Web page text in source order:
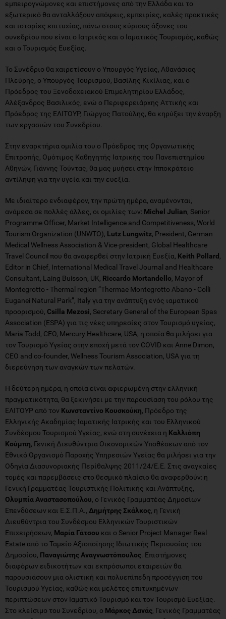
εμπειρογνώμονες και επιστήμονες από την Ελλάδα και το
εξωτερικό θα ανταλλάξουν απόψεις, εμπειρίες, καλές πρακτικές
και ιστορίες επιτυχίας, πάνω στους κύριους άξονες του
συνεδρίου που είναι ο Ιατρικός και ο Ιαματικός Τουρισμός, καθώς
και ο Τουρισμός Ευεξίας.
Το Συνέδριο θα χαιρετίσουν ο Υπουργός Υγείας, Αθανάσιος
Πλεύρης, ο Υπουργός Τουρισμού, Βασίλης Κικίλιας, και ο
Πρόεδρος του Ξενοδοχειακού Επιμελητηρίου Ελλάδος,
Αλέξανδρος Βασιλικός, ενώ ο Περιφερειάρχης Αττικής και
Πρόεδρος της ΕΛΙΤΟΥΡ, Γιώργος Πατούλης, θα κηρύξει την έναρξη
των εργασιών του Συνεδρίου.
Στην εναρκτήρια ομιλία του ο Πρόεδρος της Οργανωτικής
Επιτροπής, Ομότιμος Καθηγητής Ιατρικής του Πανεπιστημίου
Αθηνών, Γιάννης Τούντας, θα μας μυήσει στην Ιπποκράτειο
αντίληψη για την υγεία και την ευεξία.
Με ιδιαίτερο ενδιαφέρον, την πρώτη ημέρα, αναμένονται,
ανάμεσα σε πολλές άλλες, οι ομιλίες των: Michel Julian, Senior
Programme Officer, Market Intelligence and Competitiveness, World
Tourism Organization (UNWTO), Lutz Lungwitz, President, German
Medical Wellness Association & Vice-president, Global Healthcare
Travel Council που θα αναφερθεί στην Ιατρική Ευεξία, Keith Pollard ,
Editor in Chief, International Medical Travel Journal and Healthcare
Consultant, Laing Buisson, UK, Riccardo Mortandello, Mayor of
Montegrotto - Thermal region “Thermae Montegrotto Abano - Colli
Euganei Natural Park”, Italy για την ανάπτυξη ενός ιαματικού
προορισμού, Csilla Mezosi, Secretary General of the European Spas
Association (ESPA) για τις νέες υπηρεσίες στον Τουρισμό υγείας,
Maria Todd, CEO, Mercury Healthcare, USA, η οποία θα μιλήσει για
τον Τουρισμό Υγείας στην εποχή μετά τον COVID και Anne Dimon,
CEO and co-founder, Wellness Tourism Association, USA για τη
διερεύνηση των αναγκών των πελατών.
Η δεύτερη ημέρα, η οποία είναι αφιερωμένη στην ελληνική
πραγματικότητα, θα ξεκινήσει με την παρουσίαση του ρόλου της
ΕΛΙΤΟΥΡ από τον Κωνσταντίνο Κουσκούκη, Πρόεδρο της
Ελληνικής Ακαδημίας Ιαματικής Ιατρικής και του Ελληνικού
Συνδέσμου Τουρισμού Υγείας, ενώ στη συνέχεια η Καλλιόπη
Κούμπη, Γενική Διευθύντρια Οικονομικών Υποθέσεων από τον
Εθνικό Οργανισμό Παροχής Υπηρεσιών Υγείας θα μιλήσει για την
Οδηγία Διασυνοριακής Περίθαλψης 2011/24/Ε.Ε. Στις αναγκαίες
τομές και παρεμβάσεις στο θεσμικό πλαίσιο θα αναφερθούν: η
Γενική Γραμματέας Τουριστικής Πολιτικής και Ανάπτυξης,
Ολυμπία Αναστασοπούλου, ο Γενικός Γραμματέας Δημοσίων
Επενδύσεων και Ε.Σ.Π.Α., Δημήτρης Σκάλκος, η Γενική
Διευθύντρια του Συνδέσμου Ελληνικών Τουριστικών
Επιχειρήσεων, Μαρία Γάτσου και ο Senior Project Manager Real
Estate από το Ταμείο Αξιοποίησης Ιδιωτικής Περιουσίας του
Δημοσίου, Παναγιώτης Αναγνωστόπουλος . Επιστήμονες
διαφόρων ειδικοτήτων και εκπρόσωποι εταιρειών θα
παρουσιάσουν μια ολιστική και πολυεπίπεδη προσέγγιση του
Τουρισμού Υγείας, καθώς και μελέτες επιτυχημένων
περιπτώσεων στον Ιαματικό Τουρισμό και τον Τουρισμό Ευεξίας.
Στο κλείσιμο του Συνεδρίου, ο Μάρκος Δανάς, Γενικός Γραμματέας